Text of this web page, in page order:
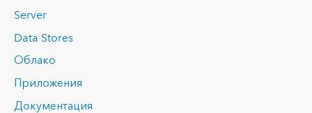
Server
Data Stores
Облако
Приложения
Документация